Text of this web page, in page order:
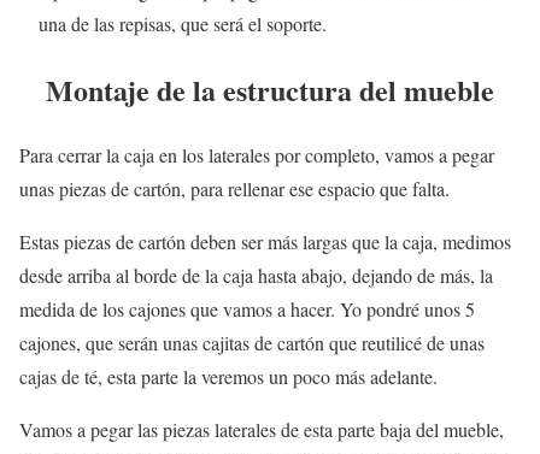
una de las repisas, que será el soporte.
Montaje de la estructura del mueble
Para cerrar la caja en los laterales por completo, vamos a pegar
unas piezas de cartón, para rellenar ese espacio que falta.
Estas piezas de cartón deben ser más largas que la caja, medimos
desde arriba al borde de la caja hasta abajo, dejando de más, la
medida de los cajones que vamos a hacer. Yo pondré unos 5
cajones, que serán unas cajitas de cartón que reutilicé de unas
cajas de té, esta parte la veremos un poco más adelante.
Vamos a pegar las piezas laterales de esta parte baja del mueble,